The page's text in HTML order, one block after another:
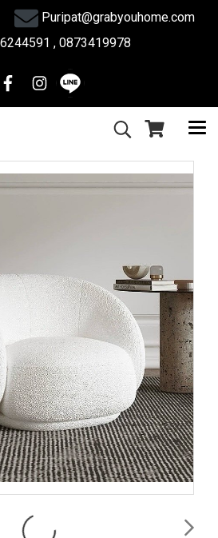
Puripat@grabyouhome.com
, 0873419978